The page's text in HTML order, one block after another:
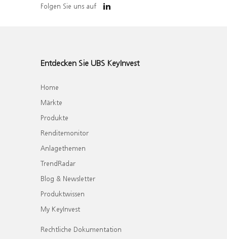
Folgen Sie uns auf
Entdecken Sie UBS KeyInvest
Home
Märkte
Produkte
Renditemonitor
Anlagethemen
TrendRadar
Blog & Newsletter
Produktwissen
My KeyInvest
Rechtliche Dokumentation